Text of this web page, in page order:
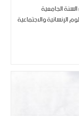
الجامعية
الإنسانية والاجتماعية